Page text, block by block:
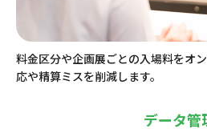
料金区分や企画展ごとの入場料をオ
応や精算ミスを削減します。
データ管